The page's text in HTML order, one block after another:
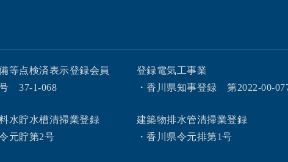
等点検済表示登録会員
号 37-1-068
登録電気工事業
・香川県知事登録 第2022-00-
水貯水槽清掃業登録
元貯第2号
建築物排水管清掃業登録
・香川県令元排第1号